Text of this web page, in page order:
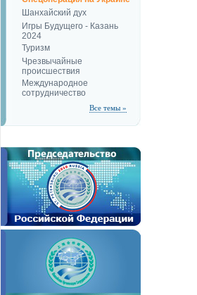
Шанхайский дух
Игры Будущего - Казань
2024
Туризм
Чрезвычайные
происшествия
Международное
сотрудничество
Все темы »